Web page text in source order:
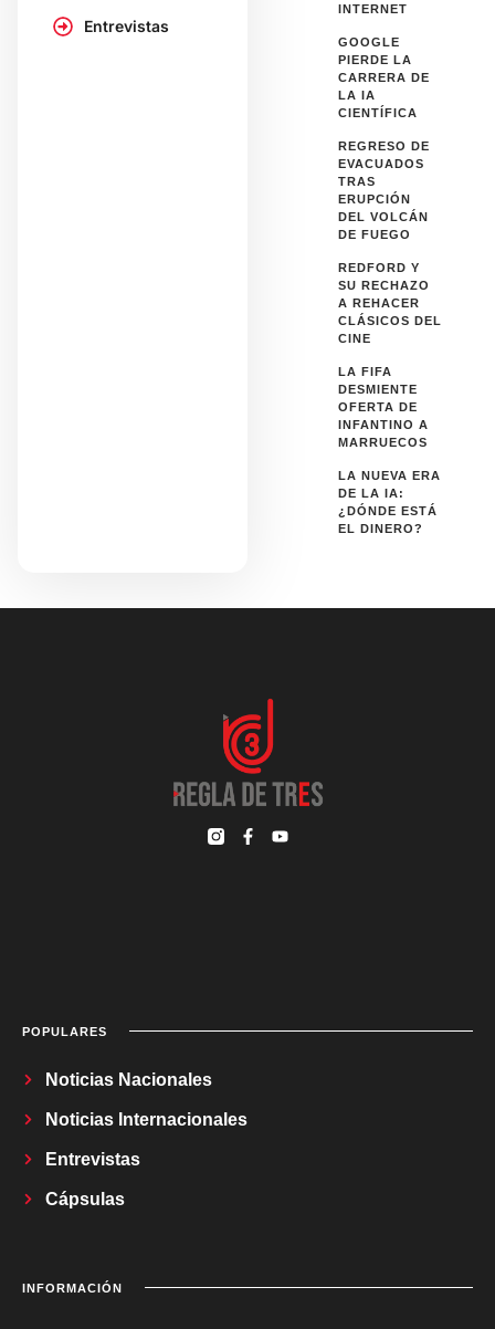
Entrevistas
INTERNET
GOOGLE
PIERDE LA
CARRERA DE
LA IA
CIENTÍFICA
REGRESO DE
EVACUADOS
TRAS
ERUPCIÓN
DEL VOLCÁN
DE FUEGO
REDFORD Y
SU RECHAZO
A REHACER
CLÁSICOS DEL
CINE
LA FIFA
DESMIENTE
OFERTA DE
INFANTINO A
MARRUECOS
LA NUEVA ERA
DE LA IA:
¿DÓNDE ESTÁ
EL DINERO?
POPULARES
Noticias Nacionales
Noticias Internacionales
Entrevistas
Cápsulas
INFORMACIÓN